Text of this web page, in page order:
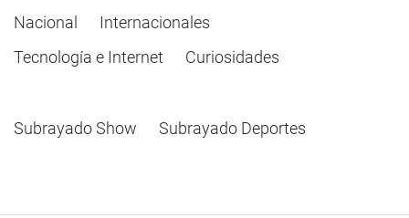
Nacional
Internacionales
Tecnología e Internet
Curiosidades
Subrayado Show Subrayado Deportes